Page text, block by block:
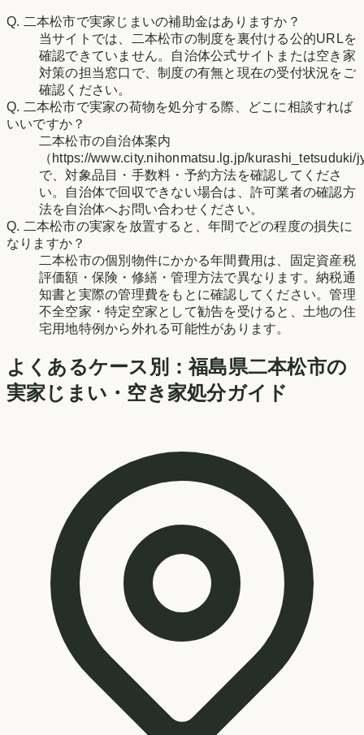
Q. 二本松市で実家じまいの補助金はありますか？
当サイトでは、二本松市の制度を裏付ける公的URLを
確認できていません。自治体公式サイトまたは空き家
対策の担当窓口で、制度の有無と現在の受付状況をご
確認ください。
Q. 二本松市で実家の荷物を処分する際、どこに相談すれば
いいですか？
二本松市の自治体案内
（https://www.city.nihonmatsu.lg.jp/
で、対象品目・手数料・予約方法を確認してくださ
い。自治体で回収できない場合は、許可業者の確認方
法を自治体へお問い合わせください。
Q. 二本松市の実家を放置すると、年間でどの程度の損失に
なりますか？
二本松市の個別物件にかかる年間費用は、固定資産税
評価額・保険・修繕・管理方法で異なります。納税通
知書と実際の管理費をもとに確認してください。管理
不全空家・特定空家として勧告を受けると、土地の住
宅用地特例から外れる可能性があります。
よくあるケース別：福島県二本松市の
実家じまい・空き家処分ガイド